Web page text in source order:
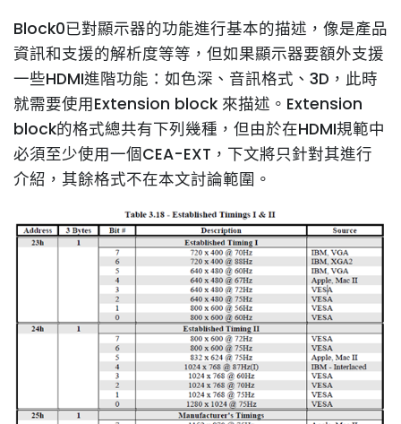
Block0已對顯示器的功能進行基本的描述，像是產品
資訊和支援的解析度等等，但如果顯示器要額外支援
一些HDMI進階功能：如色深、音訊格式、3D，此時
就需要使用Extension block 來描述。Extension
block的格式總共有下列幾種，但由於在HDMI規範中
必須至少使用一個CEA-EXT，下文將只針對其進行
介紹，其餘格式不在本文討論範圍。